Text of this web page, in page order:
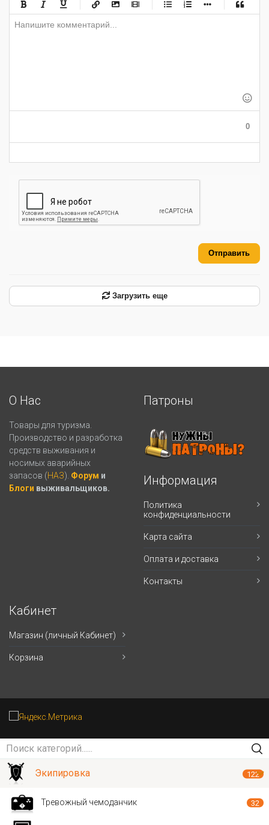
-
-
-
0
Отправить
Загрузить еще
О Нас
Товары для туризма.
Производство и разработка
средств выживания и
носимых аварийных
запасов (НАЗ). Форум и
Блоги выживальщиков.
Патроны
Информация
Политика
конфиденциальности
Карта сайта
Оплата и доставка
Контакты
Кабинет
Магазин (личный Кабинет)
Корзина
Экипировка 122
Тревожный чемоданчик 32